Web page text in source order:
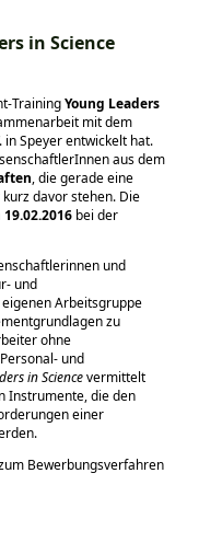
in Science
TrainingYoung Leaders
mit dem
Speyer entwickelt hat.
aus dem
, die gerade eine
davor stehen. Die
bei der
und
und
Arbeitsgruppe
zu
ohne
und
in Sciencevermittelt
Instrumente, die den
einer
Bewerbungsverfahren